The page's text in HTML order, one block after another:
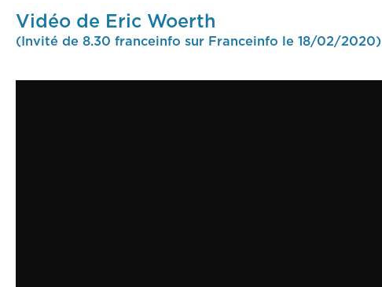
Vidéo de Eric Woerth
(Invité de 8.30 franceinfo sur Franceinfo le 18/02/2020)